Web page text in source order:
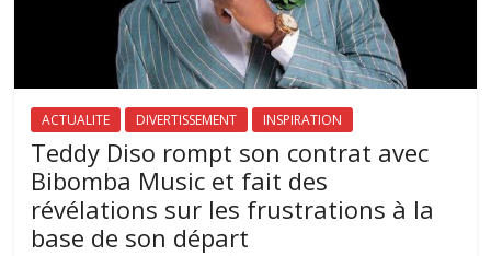
ACTUALITE DIVERTISSEMENT INSPIRATION
Teddy Diso rompt son contrat avec
Bibomba Music et fait des
révélations sur les frustrations à la
base de son départ